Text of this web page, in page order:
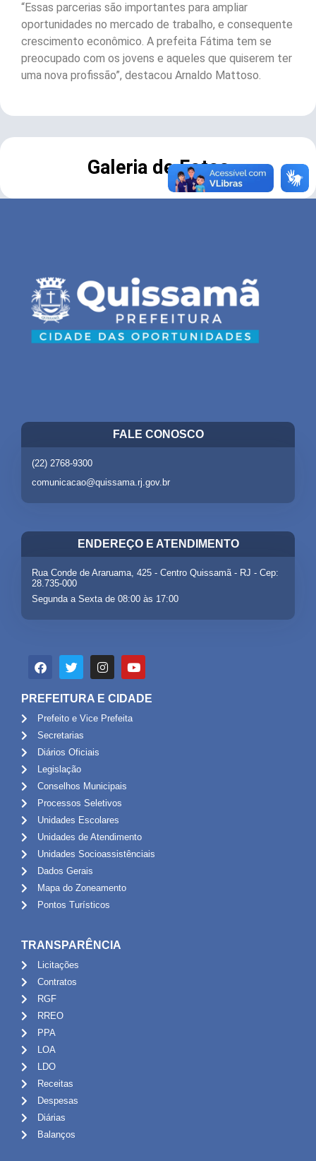
“Essas parcerias são importantes para ampliar
oportunidades no mercado de trabalho, e consequente
crescimento econômico. A prefeita Fátima tem se
preocupado com os jovens e aqueles que quiserem ter
uma nova profissão”, destacou Arnaldo Mattoso.
Galeria de Fotos
FALE CONOSCO
(22) 2768-9300
comunicacao@quissama.rj.gov.br
ENDEREÇO E ATENDIMENTO
Rua Conde de Araruama, 425 - Centro Quissamã - RJ - Cep:
28.735-000
Segunda a Sexta de 08:00 às 17:00
PREFEITURA E CIDADE
Prefeito e Vice Prefeita
Secretarias
Diários Oficiais
Legislação
Conselhos Municipais
Processos Seletivos
Unidades Escolares
Unidades de Atendimento
Unidades Socioassistênciais
Dados Gerais
Mapa do Zoneamento
Pontos Turísticos
TRANSPARÊNCIA
Licitações
Contratos
RGF
RREO
PPA
LOA
LDO
Receitas
Despesas
Diárias
Balanços